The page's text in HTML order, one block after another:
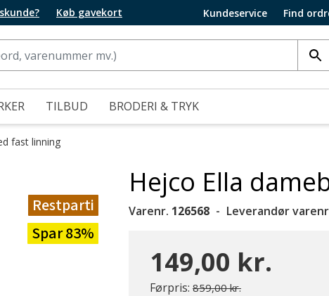
Køb gavekort Kundeservice Find
TILBUD BRODERI & TRYK
fast linning
Restparti
Spar 83%
Hejco Ella
Varenr. 126568 Leverandør
149,00 kr.
Førpris: Pris nedsat fra
859,00 kr.til